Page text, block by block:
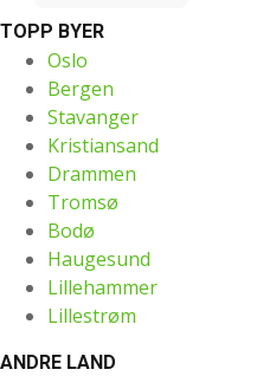
TOPP BYER
Oslo
Bergen
Stavanger
Kristiansand
Drammen
Tromsø
Bodø
Haugesund
Lillehammer
Lillestrøm
ANDRE LAND